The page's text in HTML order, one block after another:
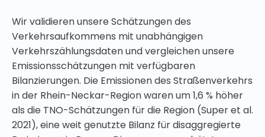
Wir validieren unsere Schätzungen des
Verkehrsaufkommens mit unabhängigen
Verkehrszählungsdaten und vergleichen unsere
Emissionsschätzungen mit verfügbaren
Bilanzierungen. Die Emissionen des Straßenverkehrs
in der Rhein-Neckar-Region waren um 1,6 % höher
als die TNO-Schätzungen für die Region (Super et al.
2021), eine weit genutzte Bilanz für disaggregierte